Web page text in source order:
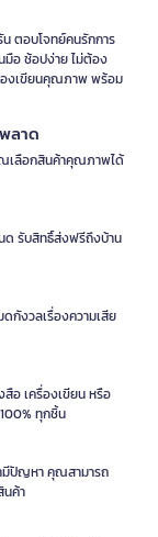
ตอบโจทย์คนรักการ
มือ ช้อปง่าย ไม่ต้อง
องเขียนคุณภาพ พร้อม
ลาด
ณเลือกสินค้าคุณภาพได้
ด รับสิทธิ์ส่งฟรีถึงบ้าน
กังวลเรื่องความเสีย
อ เครื่องเขียน หรือ
ทุกชิ้น
มีปัญหา คุณสามารถ
นค้า